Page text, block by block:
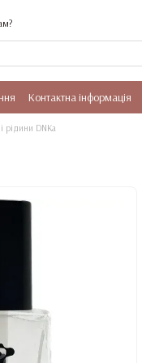
Контактна інформація
рідини DNKa